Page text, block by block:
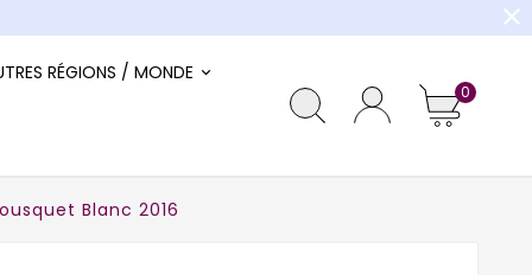
close
RÉGIONS / MONDE
0
Blanc 2016